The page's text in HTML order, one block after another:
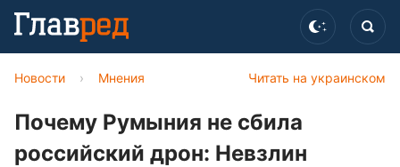
Читать на украинском
Новости › Мнения
Почему Румыния не сбила
российский дрон: Невзлин